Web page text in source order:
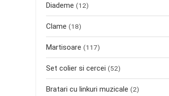
Diademe (12)
Clame (18)
Martisoare (117)
Set colier si cercei (52)
Bratari cu linkuri muzicale (2)